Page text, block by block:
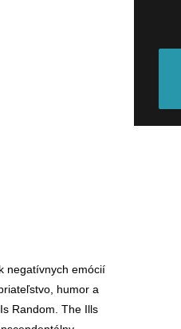
negatívnych emócií
humor a
Random. The Ills